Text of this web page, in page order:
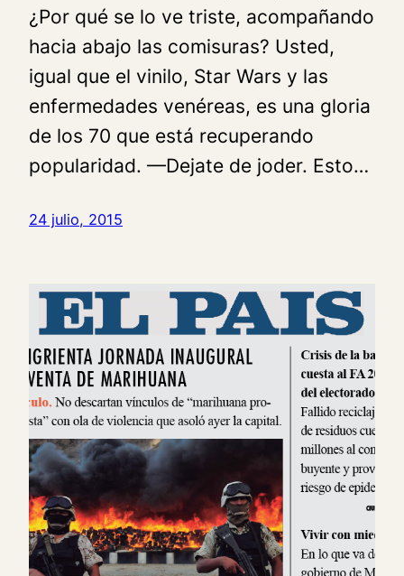
¿Por qué se lo ve triste, acompañando
hacia abajo las comisuras? Usted,
igual que el vinilo, Star Wars y las
enfermedades venéreas, es una gloria
de los 70 que está recuperando
popularidad. —Dejate de joder. Esto…
24 julio, 2015